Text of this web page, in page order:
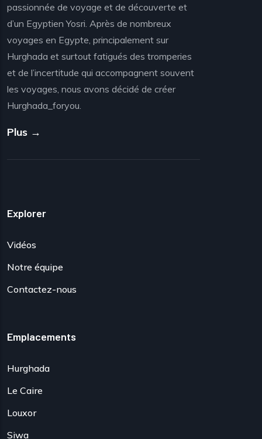
passionnée de voyage et de découverte et
d’un Egyptien Yosri. Après de nombreux
voyages en Egypte, principalement sur
Hurghada et surtout fatigués des tromperies
et de l’incertitude qui accompagnent souvent
les voyages, nous avons décidé de créer
Hurghada_foryou.
Plus →
Explorer
Vidéos
Notre équipe
Contactez-nous
Emplacements
Hurghada
Le Caire
Louxor
Siwa